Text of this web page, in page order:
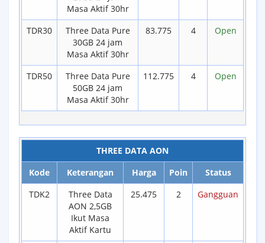
Masa Aktif 30hr
TDR30
Three Data Pure
30GB 24 jam
Masa Aktif 30hr
83.775 4 Open
TDR50
Three Data Pure
50GB 24 jam
Masa Aktif 30hr
112.775 4 Open
THREE DATA AON
Kode
Keterangan Harga Poin
Status
TDK2
Three Data
AON 2,5GB
Ikut Masa
Aktif Kartu
25.475 2 Gangguan